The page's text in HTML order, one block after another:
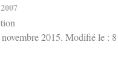
2015. Modifié le :